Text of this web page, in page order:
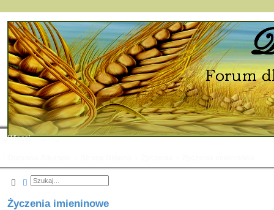
Więcej… FAQ
SzukajWyszukiwanie zaawansowane
Życzenia imieninowe